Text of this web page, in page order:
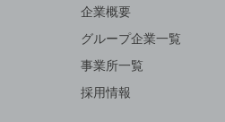
企業概要
グループ企業一覧
事業所一覧
採用情報